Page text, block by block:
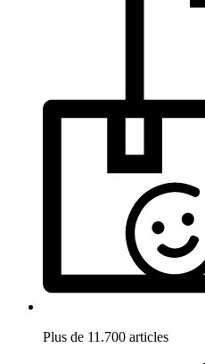
Plus de 11.700 articles